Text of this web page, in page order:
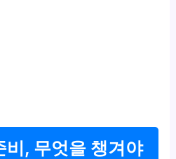
비, 무엇을 챙겨야